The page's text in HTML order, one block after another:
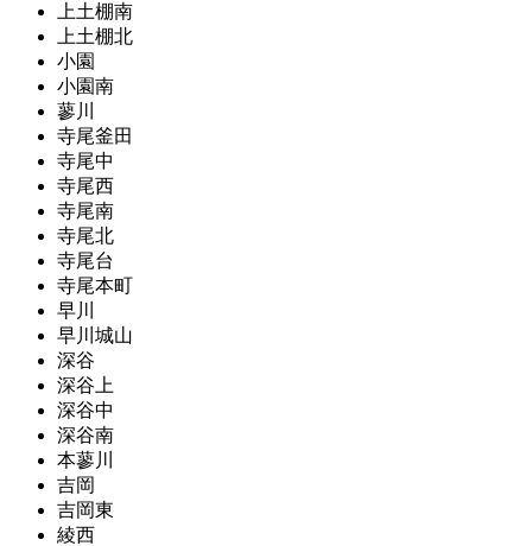
上土棚南
上土棚北
小園
小園南
蓼川
寺尾釜田
寺尾中
寺尾西
寺尾南
寺尾北
寺尾台
寺尾本町
早川
早川城山
深谷
深谷上
深谷中
深谷南
本蓼川
吉岡
吉岡東
綾西